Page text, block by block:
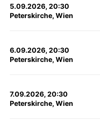
5.09.2026, 20:30
Peterskirche, Wien
6.09.2026, 20:30
Peterskirche, Wien
7.09.2026, 20:30
Peterskirche, Wien